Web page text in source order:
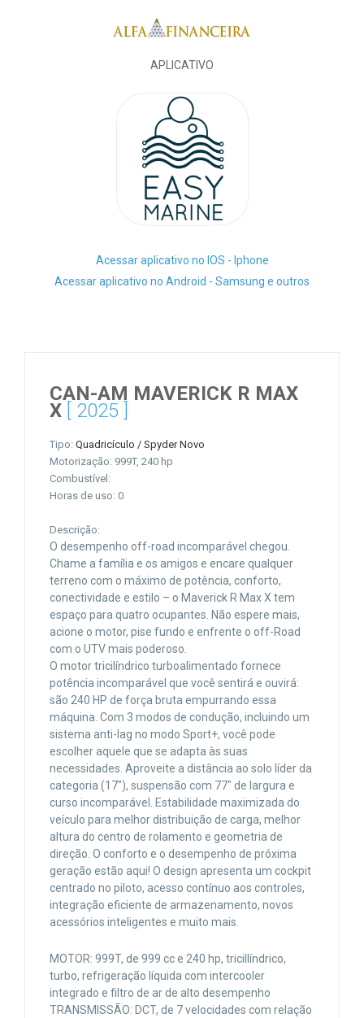
APLICATIVO
Acessar aplicativo no IOS - Iphone
Acessar aplicativo no Android - Samsung e outros
CAN-AM MAVERICK R MAX
X [ 2025 ]
Tipo: Quadricículo / Spyder Novo
Motorização: 999T, 240 hp
Combustível:
Horas de uso: 0
Descrição:
O desempenho off-road incomparável chegou.
Chame a família e os amigos e encare qualquer
terreno com o máximo de potência, conforto,
conectividade e estilo – o Maverick R Max X tem
espaço para quatro ocupantes. Não espere mais,
acione o motor, pise fundo e enfrente o off-Road
com o UTV mais poderoso.
O motor tricilíndrico turboalimentado fornece
potência incomparável que você sentirá e ouvirá:
são 240 HP de força bruta empurrando essa
máquina. Com 3 modos de condução, incluindo um
sistema anti-lag no modo Sport+, você pode
escolher aquele que se adapta às suas
necessidades. Aproveite a distância ao solo líder da
categoria (17″), suspensão com 77″ de largura e
curso incomparável. Estabilidade maximizada do
veículo para melhor distribuição de carga, melhor
altura do centro de rolamento e geometria de
direção. O conforto e o desempenho de próxima
geração estão aqui! O design apresenta um cockpit
centrado no piloto, acesso contínuo aos controles,
integração eficiente de armazenamento, novos
acessórios inteligentes e muito mais.
MOTOR: 999T, de 999 cc e 240 hp, tricillíndrico,
turbo, refrigeração líquida com intercooler
integrado e filtro de ar de alto desempenho
TRANSMISSÃO: DCT, de 7 velocidades com relação